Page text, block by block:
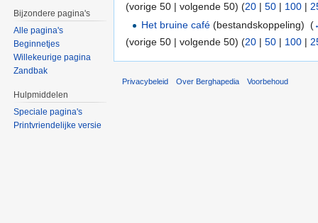
(vorige 50 | volgende 50) (20 | 50 | 100 |
Het bruine café (bestandskoppeling) ‎(
(vorige 50 | volgende 50) (20 | 50 | 100 |
Bijzondere pagina's
Alle pagina's
Beginnetjes
Willekeurige pagina
Zandbak
Hulpmiddelen
Speciale pagina's
Printvriendelijke versie
Privacybeleid Over Berghapedia Voorbehoud